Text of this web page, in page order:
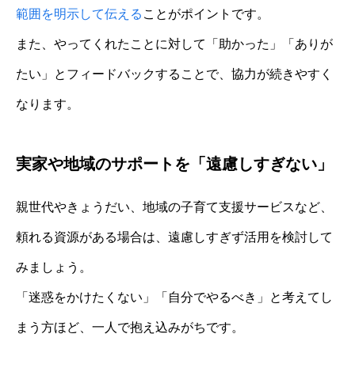
範囲を明示して伝える ことがポイントです。
また、やってくれたことに対して「助かった」「ありが
たい」とフィードバックすることで、協力が続きやすく
なります。
実家や地域のサポートを「遠慮しすぎない」
親世代やきょうだい、地域の子育て支援サービスなど、
頼れる資源がある場合は、遠慮しすぎず活用を検討して
みましょう。
「迷惑をかけたくない」「自分でやるべき」と考えてし
まう方ほど、一人で抱え込みがちです。